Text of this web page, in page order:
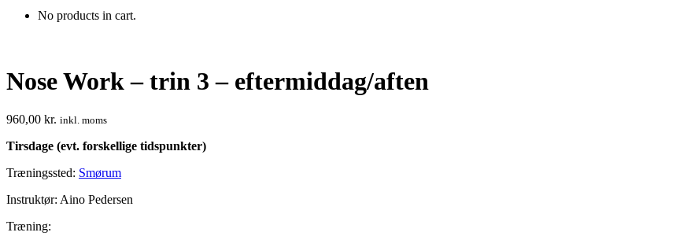
No products in cart.
Nose Work – trin 3 – eftermiddag/aften
960,00 kr. inkl. moms
Tirsdage (evt. forskellige tidspunkter)
Træningssted: Smørum
Instruktør: Aino Pedersen
Træning: